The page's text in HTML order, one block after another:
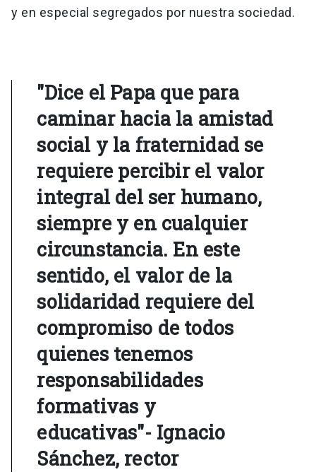
y en especial segregados por nuestra sociedad.
"Dice el Papa que para
caminar hacia la amistad
social y la fraternidad se
requiere percibir el valor
integral del ser humano,
siempre y en cualquier
circunstancia. En este
sentido, el valor de la
solidaridad requiere del
compromiso de todos
quienes tenemos
responsabilidades
formativas y
educativas"- Ignacio
Sánchez, rector